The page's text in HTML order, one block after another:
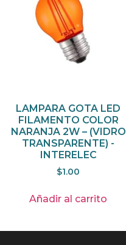
LAMPARA GOTA LED
FILAMENTO COLOR
NARANJA 2W – (VIDRO
TRANSPARENTE) -
INTERELEC
$1.00
Añadir al carrito